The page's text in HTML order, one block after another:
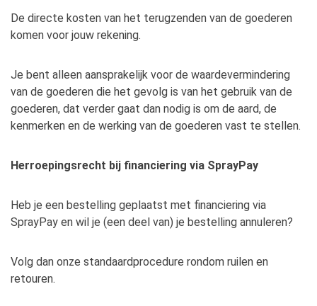
De directe kosten van het terugzenden van de goederen
komen voor jouw rekening.
Je bent alleen aansprakelijk voor de waardevermindering
van de goederen die het gevolg is van het gebruik van de
goederen, dat verder gaat dan nodig is om de aard, de
kenmerken en de werking van de goederen vast te stellen.
Herroepingsrecht bij financiering via SprayPay
Heb je een bestelling geplaatst met financiering via
SprayPay en wil je (een deel van) je bestelling annuleren?
Volg dan onze standaardprocedure rondom ruilen en
retouren.